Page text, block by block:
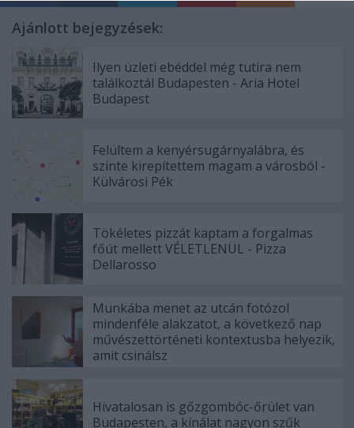
Ajánlott bejegyzések:
Ilyen üzleti ebéddel még tutira nem
találkoztál Budapesten - Aria Hotel
Budapest
Felültem a kenyérsugárnyalábra, és
szinte kirepítettem magam a városból -
Külvárosi Pék
Tökéletes pizzát kaptam a forgalmas
főút mellett VÉLETLENÜL - Pizza
Dellarosso
Munkába menet az utcán fotózol
mindenféle alakzatot, a következő nap
művészettörténeti kontextusba helyezik,
amit csinálsz
Hivatalosan is gőzgombóc-őrület van
Budapesten, a kínálat nagyon szűk